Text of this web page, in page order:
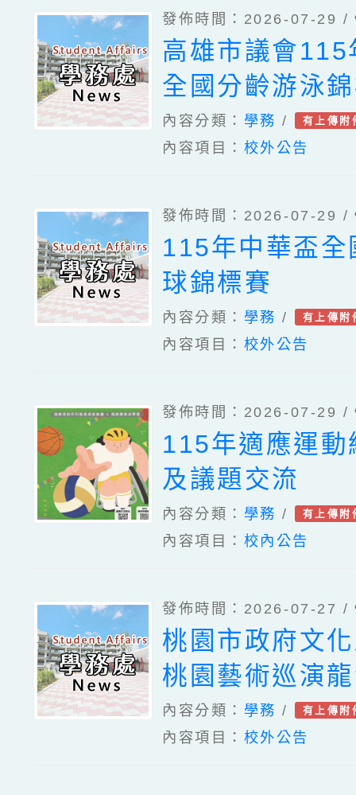
發佈時間：2026-07-29 /
高雄市議會115
全國分齡游泳
內容分類： 學務 / 有上傳附
內容項目： 校外公告
發佈時間：2026-07-29 /
115年中華盃全
球錦標賽
內容分類： 學務 / 有上傳附
內容項目： 校外公告
發佈時間：2026-07-29 /
115年適應運動
及議題交流
內容分類： 學務 / 有上傳附
內容項目： 校內公告
發佈時間：2026-07-27 /
桃園市政府文
桃園藝術巡演
傳藝《酬神》
內容分類： 學務 / 有上傳附
內容項目： 校外公告